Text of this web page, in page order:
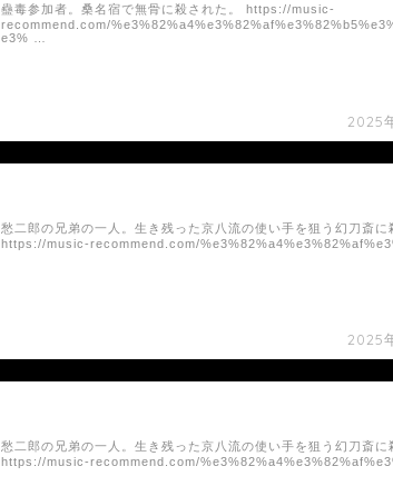
2025
蠱毒参加者。桑名宿で無骨に殺された。 https://music-
recommend.com/
e3% …
2025
愁二郎の兄弟の一人。生き残った京八流の使い手を狙う幻刀斎に
https://music-recommend.com/
愁二郎の兄弟の一人。生き残った京八流の使い手を狙う幻刀斎に
https://music-recommend.com/